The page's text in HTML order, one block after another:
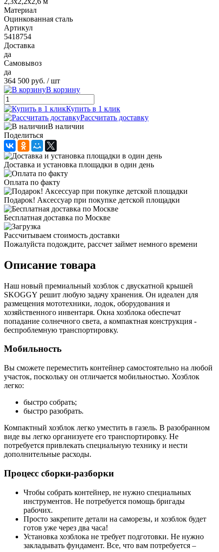
Материал
Оцинкованная сталь
Артикул
5418754
Доставка
да
Самовывоз
да
364 500 руб. / шт
В корзину
Купить в 1 клик
Рассчитать доставку
В наличии
Поделиться
Доставка и установка площадки в один день
Оплата по факту
Подарок! Аксессуар при покупке детской площадки
Бесплатная доставка по Москве
Рассчитываем стоимость доставки
Пожалуйста подождите, рассчет займет немного времени
Описание товара
Наш новый премиальный хозблок с двускатной крышей
SKOGGY решит любую задачу хранения. Он идеален для
размещения мототехники, лодок, оборудования и
хозяйственного инвентаря. Окна хозблока обеспечат
попадание солнечного света, а компактная конструкция -
беспроблемную транспортировку.
Мобильность
Вы сможете переместить контейнер самостоятельно на любой
участок, поскольку он отличается мобильностью. Хозблок
легко:
быстро собрать;
быстро разобрать.
Компактный хозблок легко уместить в газель. В разобранном
виде вы легко организуете его транспортировку. Не
потребуется привлекать специальную технику и нести
дополнительные расходы.
Процесс сборки-разборки
Чтобы собрать контейнер, не нужно специальных
инструментов. Не потребуется помощь бригады
рабочих.
Просто закрепите детали на саморезы, и хозблок будет
готов уже через два часа!
Установка хозблока не требует подготовки. Не нужно
закладывать фундамент. Все, что вам потребуется –